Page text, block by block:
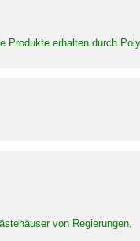
Produkte erhalten durch
von Regierungen,